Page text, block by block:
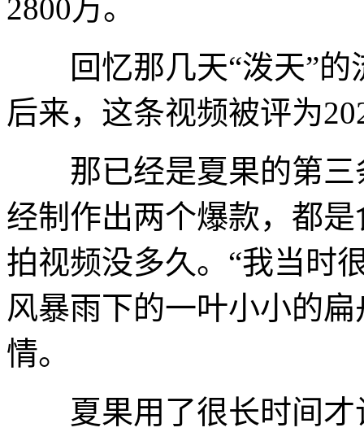
2800万。
回忆那几天“泼天”的
后来，这条视频被评为
那已经是夏果的第三
经制作出两个爆款，都
拍视频没多久。“我当时
风暴雨下的一叶小小的
情。
夏果用了很长时间才